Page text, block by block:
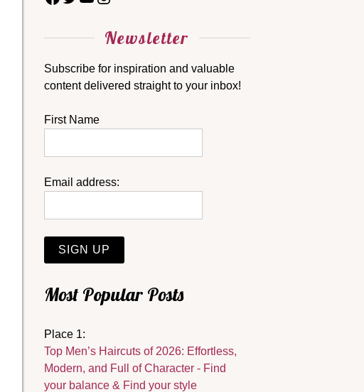
Newsletter
Subscribe for inspiration and valuable
content delivered straight to your inbox!
First Name
Email address:
Most Popular Posts
Place 1:
Top Men’s Haircuts of 2026: Effortless,
Modern, and Full of Character - Find
your balance & Find your style